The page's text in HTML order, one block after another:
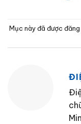
Mục này đã được